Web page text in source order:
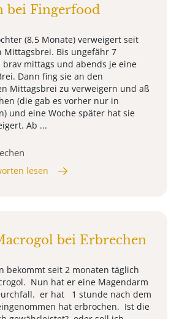
bei Fingerfood
(8,5 Monate) verweigert seit
Mittagsbrei. Bis ungefähr 7
brav mittags und abends je eine
Dann fing sie an den
Mittagsbrei zu verweigern und aß
(die gab es vorher nur in
und eine Woche später hat sie
Ab ...
lesen
bei Erbrechen
bekommt seit 2 monaten täglich
Nun hat er eine Magendarm
er hat 1 stunde nach dem
hat erbrochen. Ist die